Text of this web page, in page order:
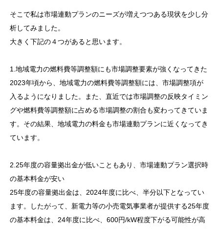
そこで私は市場連動プランのニーズが増えつつある現状を少し分
析してみました。
大きく下記の４つがあると思います。
1.地域電力の燃料費等調整額にも市場調整要素が強くなってきた
2023年頃から、地域電力の燃料費等調整額には、市場調整項が
入るようになりました。また、直近では市場調整の反映タイミン
グや燃料費等調整額に占める市場調整の割合も変わってきていま
す。その結果、地域電力の料金も市場連動プランに近くなってき
ています。
2.25年度の容量拠出金が低いこともあり、市場連動プラン選択時
の基本料金が安い
25年度の容量拠出金は、2024年度に比べ、半分以下となってい
ます。したがって、新電力等の小売電気事業者が提供する25年度
の基本料金は、24年度に比べ、600円/kW程度下がる可能性が高